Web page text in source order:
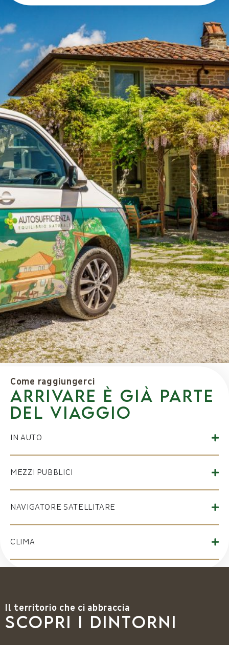
Come raggiungerci
ARRIVARE È GIÀ PARTE
DEL VIAGGIO
IN AUTO
MEZZI PUBBLICI
NAVIGATORE SATELLITARE
CLIMA
Il territorio che ci abbraccia
Scopri i dintorni